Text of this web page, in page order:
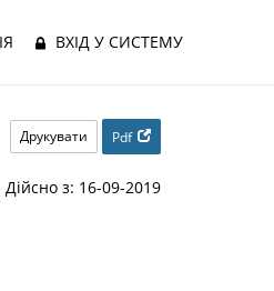
ВХІД У СИСТЕМУ
Друкувати Pdf
Дійсно з: 16-09-2019